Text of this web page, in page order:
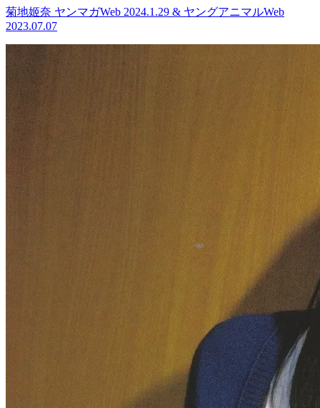
菊地姬奈 ヤンマガWeb 2024.1.29 & ヤングアニマルWeb
2023.07.07